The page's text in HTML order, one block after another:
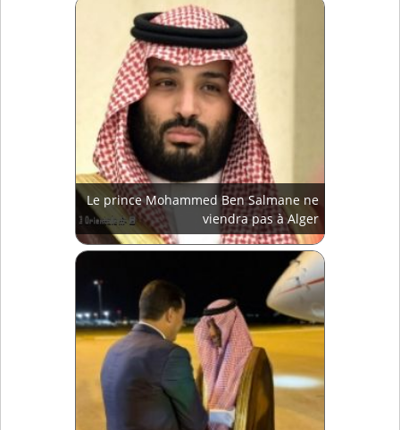
Le prince Mohammed Ben Salmane ne
viendra pas à Alger